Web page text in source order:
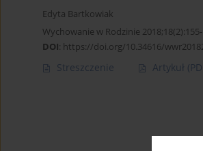
Edyta Bartkowiak
Wychowanie w Rodzinie
DOI: https://doi.org/10.34616/
Streszczenie Artykuł